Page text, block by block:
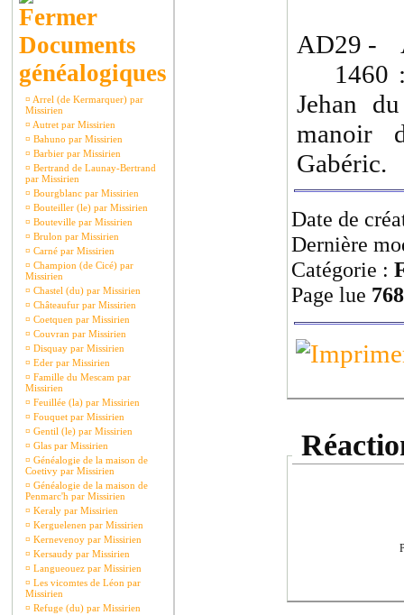
Documents
généalogiques
¤ Arrel (de Kermarquer) par
Missirien
¤ Autret par Missirien
¤ Bahuno par Missirien
¤ Barbier par Missirien
¤ Bertrand de Launay-Bertrand
par Missirien
¤ Bourgblanc par Missirien
¤ Bouteiller (le) par Missirien
¤ Bouteville par Missirien
¤ Brulon par Missirien
¤ Carné par Missirien
¤ Champion (de Cicé) par
Missirien
¤ Chastel (du) par Missirien
¤ Châteaufur par Missirien
¤ Coetquen par Missirien
¤ Couvran par Missirien
¤ Disquay par Missirien
¤ Eder par Missirien
¤ Famille du Mescam par
Missirien
¤ Feuillée (la) par Missirien
¤ Fouquet par Missirien
¤ Gentil (le) par Missirien
¤ Glas par Missirien
¤ Généalogie de la maison de
Coetivy par Missirien
¤ Généalogie de la maison de
Penmarc'h par Missirien
¤ Keraly par Missirien
¤ Kerguelenen par Missirien
¤ Kernevenoy par Missirien
¤ Kersaudy par Missirien
¤ Langueouez par Missirien
¤ Les vicomtes de Léon par
Missirien
¤ Refuge (du) par Missirien
AD29 -
1460 :
Jehan
manoir
Gabéric.
Date de
Dernière
Catégorie :
Page lue